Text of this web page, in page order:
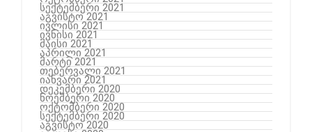
სექტემბერი 2021
აგვისტო 2021
ივლისი 2021
ივნისი 2021
მაისი 2021
აპრილი 2021
მარტი 2021
თებერვალი 2021
იანვარი 2021
დეკემბერი 2020
ნოემბერი 2020
ოქტომბერი 2020
სექტემბერი 2020
აგვისტო 2020